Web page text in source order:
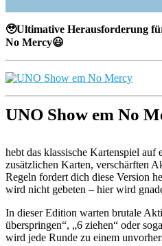
🥹Ultimative Herausforderung
No Mercy😃
UNO Show em No
hebt das klassische Kartenspiel
zusätzlichen Karten, verschärften
Regeln fordert dich diese Version
wird nicht gebeten – hier wird
In dieser Edition warten brutale
überspringen“, „6 ziehen“ oder
wird jede Runde zu einem